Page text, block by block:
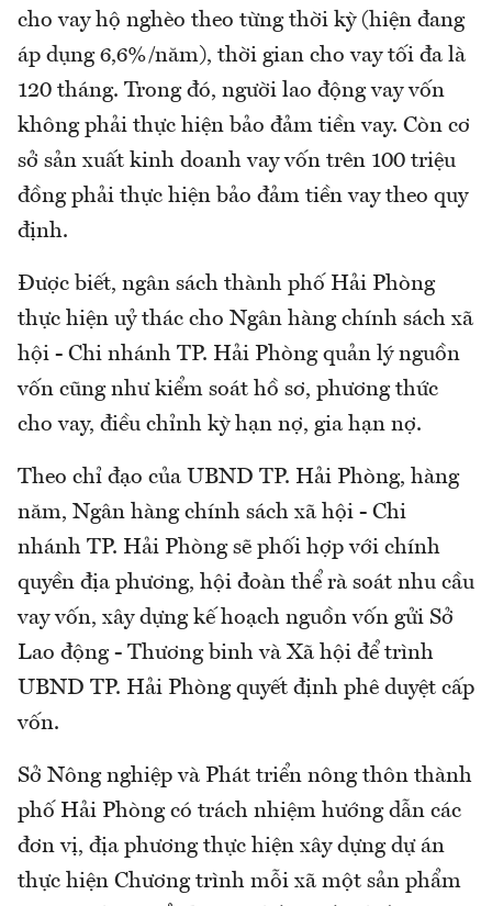
cho vay hộ nghèo theo từng thời kỳ (hiện đang
áp dụng 6,6%/năm), thời gian cho vay tối đa là
120 tháng. Trong đó, người lao động vay vốn
không phải thực hiện bảo đảm tiền vay. Còn cơ
sở sản xuất kinh doanh vay vốn trên 100 triệu
đồng phải thực hiện bảo đảm tiền vay theo quy
định.
Được biết, ngân sách thành phố Hải Phòng
thực hiện uỷ thác cho Ngân hàng chính sách xã
hội - Chi nhánh TP. Hải Phòng quản lý nguồn
vốn cũng như kiểm soát hồ sơ, phương thức
cho vay, điều chỉnh kỳ hạn nợ, gia hạn nợ.
Theo chỉ đạo của UBND TP. Hải Phòng, hàng
năm, Ngân hàng chính sách xã hội - Chi
nhánh TP. Hải Phòng sẽ phối hợp với chính
quyền địa phương, hội đoàn thể rà soát nhu cầu
vay vốn, xây dựng kế hoạch nguồn vốn gửi Sở
Lao động - Thương binh và Xã hội để trình
UBND TP. Hải Phòng quyết định phê duyệt cấp
vốn.
Sở Nông nghiệp và Phát triển nông thôn thành
phố Hải Phòng có trách nhiệm hướng dẫn các
đơn vị, địa phương thực hiện xây dựng dự án
thực hiện Chương trình mỗi xã một sản phẩm